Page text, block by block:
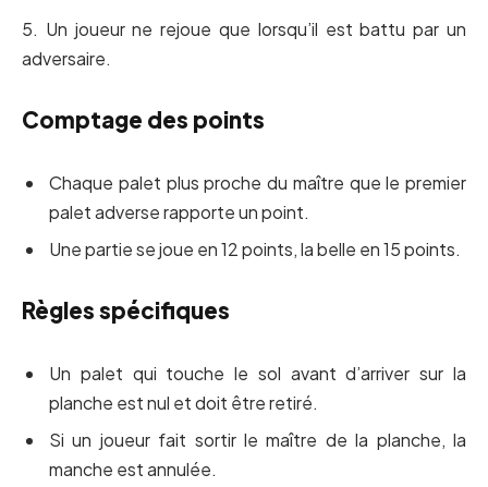
5. Un joueur ne rejoue que lorsqu’il est battu par un
adversaire.
Comptage des points
Chaque palet plus proche du maître que le premier
palet adverse rapporte un point.
Une partie se joue en 12 points, la belle en 15 points.
Règles spécifiques
Un palet qui touche le sol avant d’arriver sur la
planche est nul et doit être retiré.
Si un joueur fait sortir le maître de la planche, la
manche est annulée.